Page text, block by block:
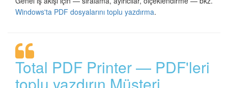
Windows'ta PDF dosyalarını toplu yazdırma.
Total PDF Printer — PDF'leri
toplu yazdırın Müşteri